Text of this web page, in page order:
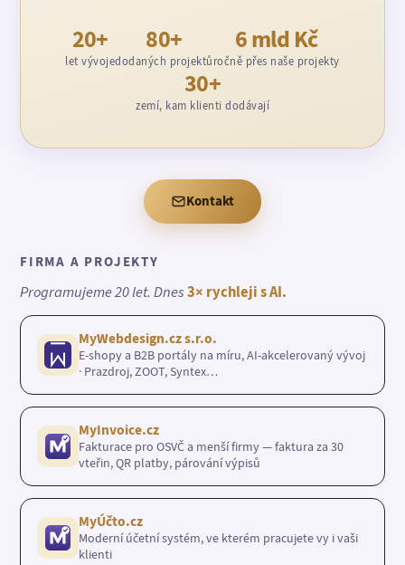
20+
let vývoje
80+
dodaných projektů
6 mld Kč
ročně přes naše projekty
30+
zemí, kam klienti dodávají
Kontakt
FIRMA A PROJEKTY
Programujeme 20 let. Dnes3× rychleji s AI.
MyWebdesign.cz s.r.o.
E-shopy a B2B portály na míru, AI-akcelerovaný vývoj
· Prazdroj, ZOOT, Syntex…
MyInvoice.cz
Fakturace pro OSVČ a menší firmy — faktura za 30
vteřin, QR platby, párování výpisů
MyÚčto.cz
Moderní účetní systém, ve kterém pracujete vy i vaši
klienti